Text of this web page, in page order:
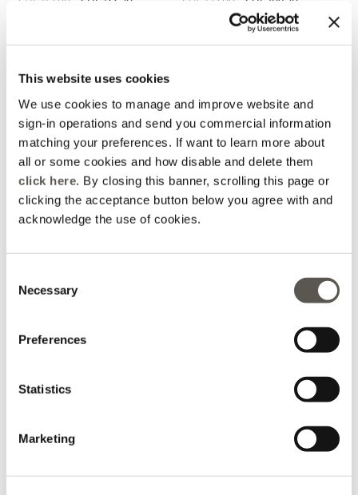
This website uses cookies
We use cookies to manage and improve website and
sign-in operations and send you commercial information
matching your preferences. If want to learn more about
all or some cookies and how disable and delete them
click here. By closing this banner, scrolling this page or
clicking the acceptance button below you agree with and
acknowledge the use of cookies.
Selection
Necessary
Preferences
Statistics
Marketing
Online selection
Ballonhose aus Baumwoll-
Price reduced from
CHF 155,00toCHF 124,00